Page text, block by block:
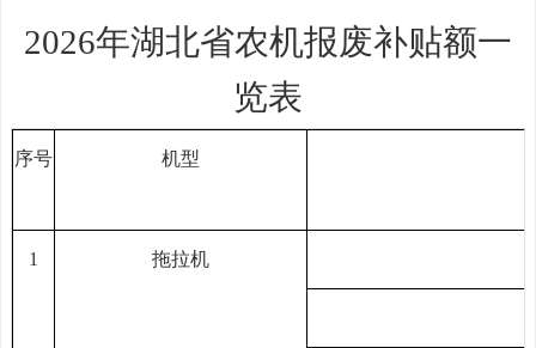
2026年湖北省农机报废补贴额一
览表
序号 机型
1 拖拉机